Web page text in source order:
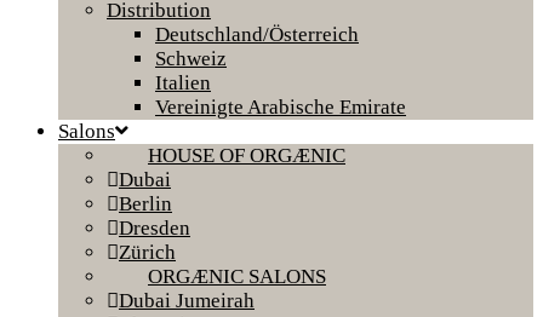
Distribution
Deutschland/Österreich
Schweiz
Italien
Vereinigte Arabische Emirate
Salons
HOUSE OF ORGÆNIC
Dubai
Berlin
Dresden
Zürich
ORGÆNIC SALONS
Dubai Jumeirah